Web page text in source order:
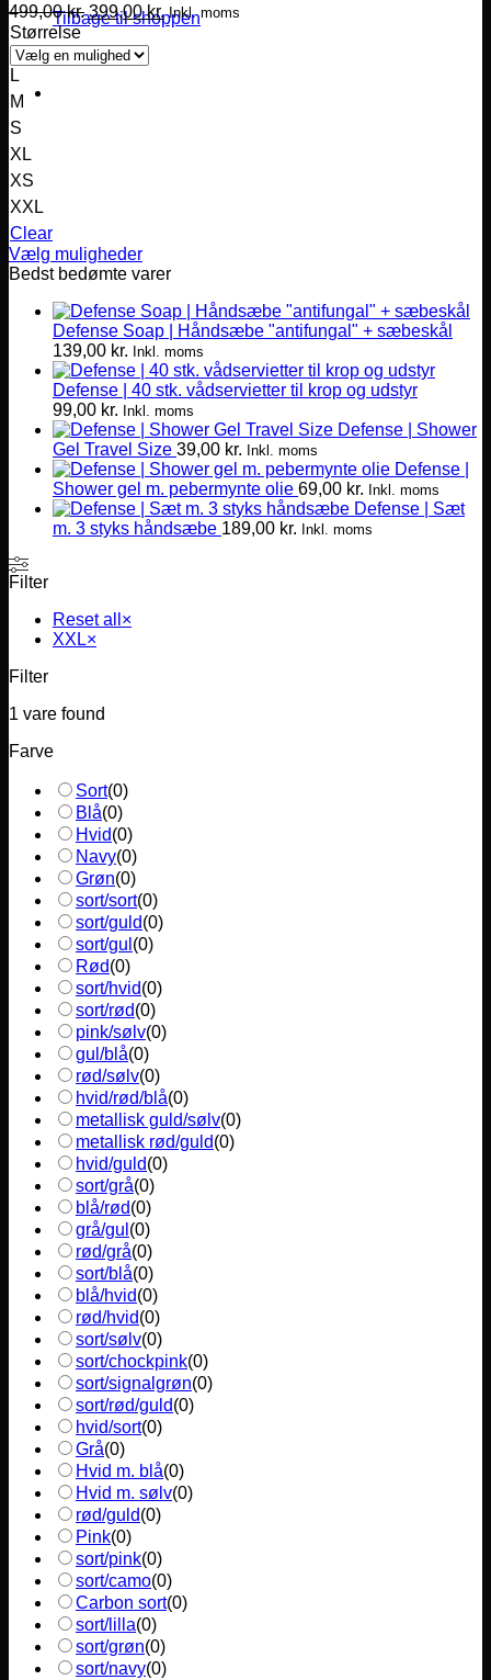
Tilbage til shoppen
Varekurv
499,00kr.Den
oprindelige
pris
var:
399,00kr.Den
aktuelle
Inkl. moms
Størrelse
L
M
S
XL
XS
XXL
Clear
Vælg muligheder
Dette
varianter.
Mulighederne
vælges
varesiden
Bedst bedømte varer
Defense Soap | Håndsæbe "antifungal" + sæbeskål
139,00 kr. Inkl. moms
Defense | 40 stk. vådservietter til krop og udstyr
99,00 kr. Inkl. moms
Defense | Shower
Gel Travel Size 39,00 kr. Inkl. moms
Defense |
Shower gel m. pebermynte olie 69,00 kr. Inkl. moms
Defense | Sæt
m. 3 styks håndsæbe 189,00 kr. Inkl. moms
Filter
Reset all ×
XXL×
Filter
1 vare found
Farve
Sort(0)
Blå(0)
Hvid(0)
Navy(0)
Grøn(0)
sort/sort(0)
sort/guld(0)
sort/gul (0)
Rød(0)
sort/hvid(0)
sort/rød(0)
pink/sølv(0)
gul/blå(0)
rød/sølv(0)
hvid/rød/blå(0)
metallisk guld/sølv(0)
metallisk rød/guld(0)
hvid/guld(0)
sort/grå(0)
blå/rød(0)
grå/gul (0)
rød/grå(0)
sort/blå(0)
blå/hvid(0)
rød/hvid(0)
sort/sølv(0)
sort/chockpink(0)
sort/signalgrøn(0)
sort/rød/guld(0)
hvid/sort(0)
Grå(0)
Hvid m. blå(0)
Hvid m. sølv(0)
rød/guld(0)
Pink(0)
sort/pink(0)
sort/camo(0)
Carbon sort(0)
sort/lilla(0)
sort/grøn(0)
sort/navy(0)